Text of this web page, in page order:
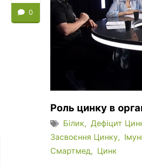
0
Роль цинку в
Білик Дефіцит
Засвоєння Цинку
Смартмед
Цинк